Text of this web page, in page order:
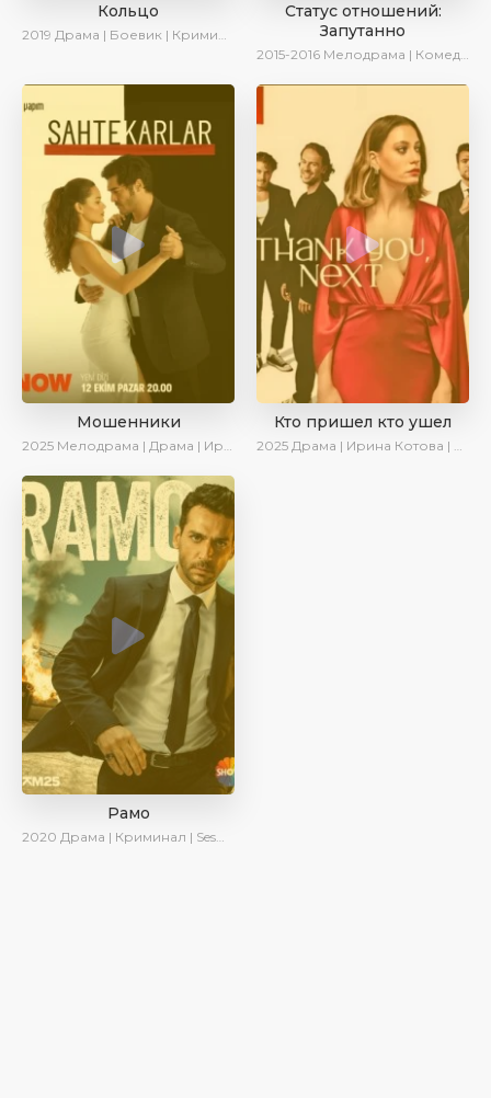
Кольцо
2019 Драма | Боевик | Криминал
Статус отношений:
Запутанно
2015-2016 Мелодрама | Комедия
Мошенники
2025 Мелодрама | Драма | Ирина Котова | AlisaDirilis | Новинки | Сериалы 2025
Кто пришел кто ушел
2025 Драма | Ирина Котова | Новинки | Сериалы 2025
Рамо
2020 Драма | Криминал | SesDizi | Ирина Котова